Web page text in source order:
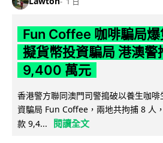
Fun Coffee 咖啡騙局
擬貨幣投資騙局 港澳警
9,400 萬元
香港警方聯同澳門司警搗破以養生咖
資騙局 Fun Coffee，兩地共拘捕 8 人
款 9,4...
閱讀全文